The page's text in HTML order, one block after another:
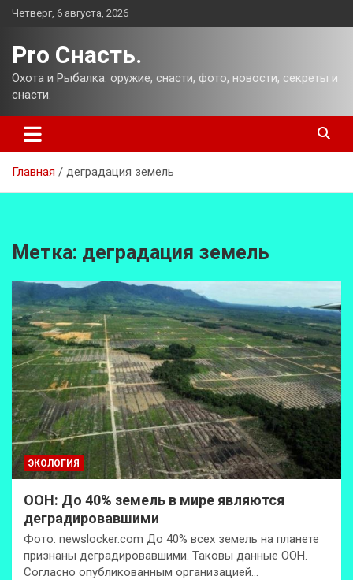
Перейти
Четверг, 6 августа, 2026
Pro Снасть.
Охота и Рыбалка: оружие, снасти, фото, новости, секреты и
снасти.
Главная деградация земель
Метка: деградация земель
ЭКОЛОГИЯ
ООН: До 40% земель в мире являются
деградировавшими
Фото: newslocker.com До 40% всех земель на планете
признаны деградировавшими. Таковы данные ООН.
Согласно опубликованным организацией…